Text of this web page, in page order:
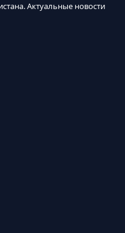
Актуальные новости